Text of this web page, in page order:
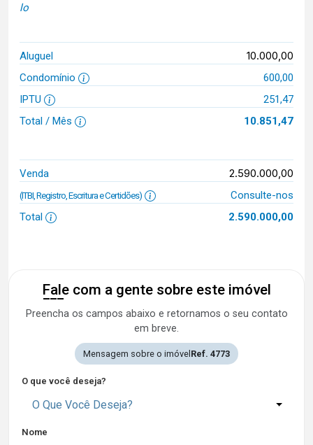
lo
Aluguel 10.000,00
Condomínio
600,00
IPTU
251,47
Total / Mês
10.851,47
Venda 2.590.000,00
(ITBI, Registro, Escritura e Certidões)
Consulte-nos
Total
2.590.000,00
Fale com a gente sobre este imóvel
Preencha os campos abaixo e retornamos o seu contato
em breve.
Mensagem sobre o imóvel Ref. 4773
O que você deseja?
O Que Você Deseja?
Nome